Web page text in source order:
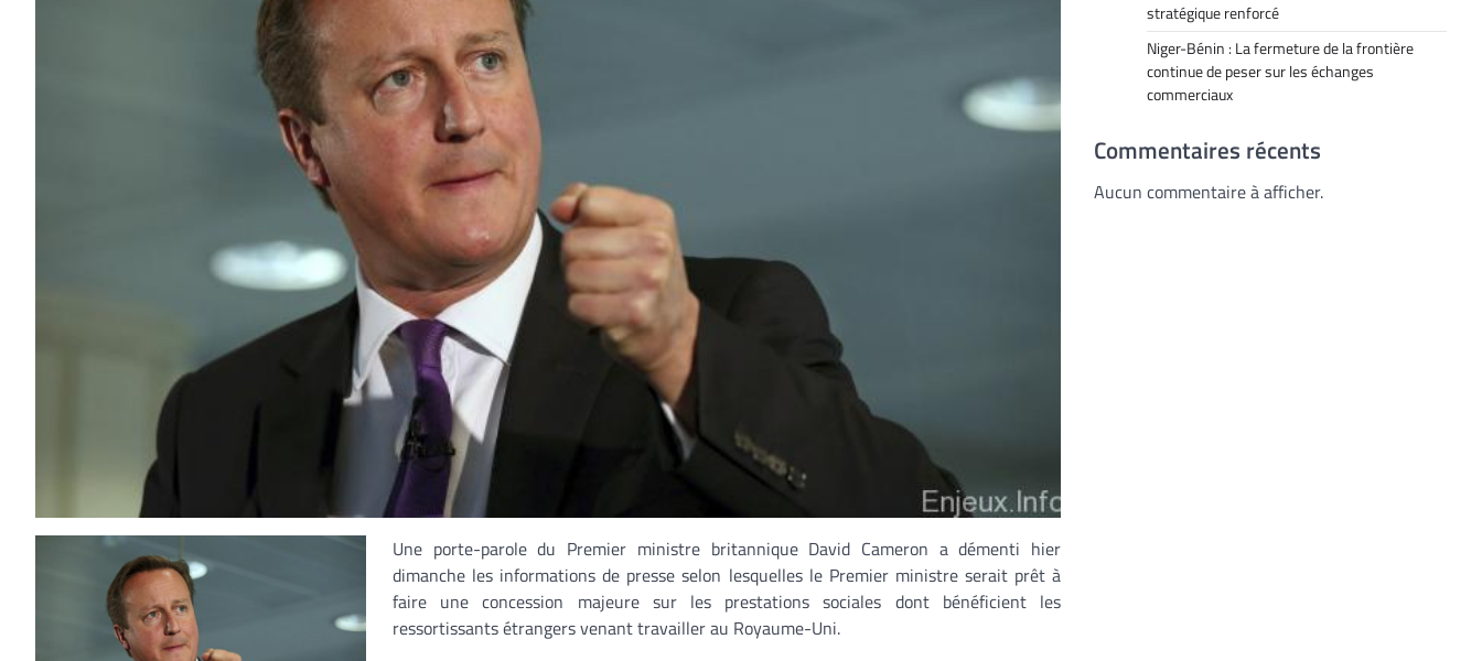
Une porte-parole du Premier ministre britannique David Cameron a démenti hier
dimanche les informations de presse selon lesquelles le Premier ministre serait prêt à
faire une concession majeure sur les prestations sociales dont bénéficient les
ressortissants étrangers venant travailler au Royaume-Uni.
stratégique renforcé
Niger-Bénin : La fermeture de la frontière
continue de peser sur les échanges
commerciaux
Commentaires récents
Aucun commentaire à afficher.